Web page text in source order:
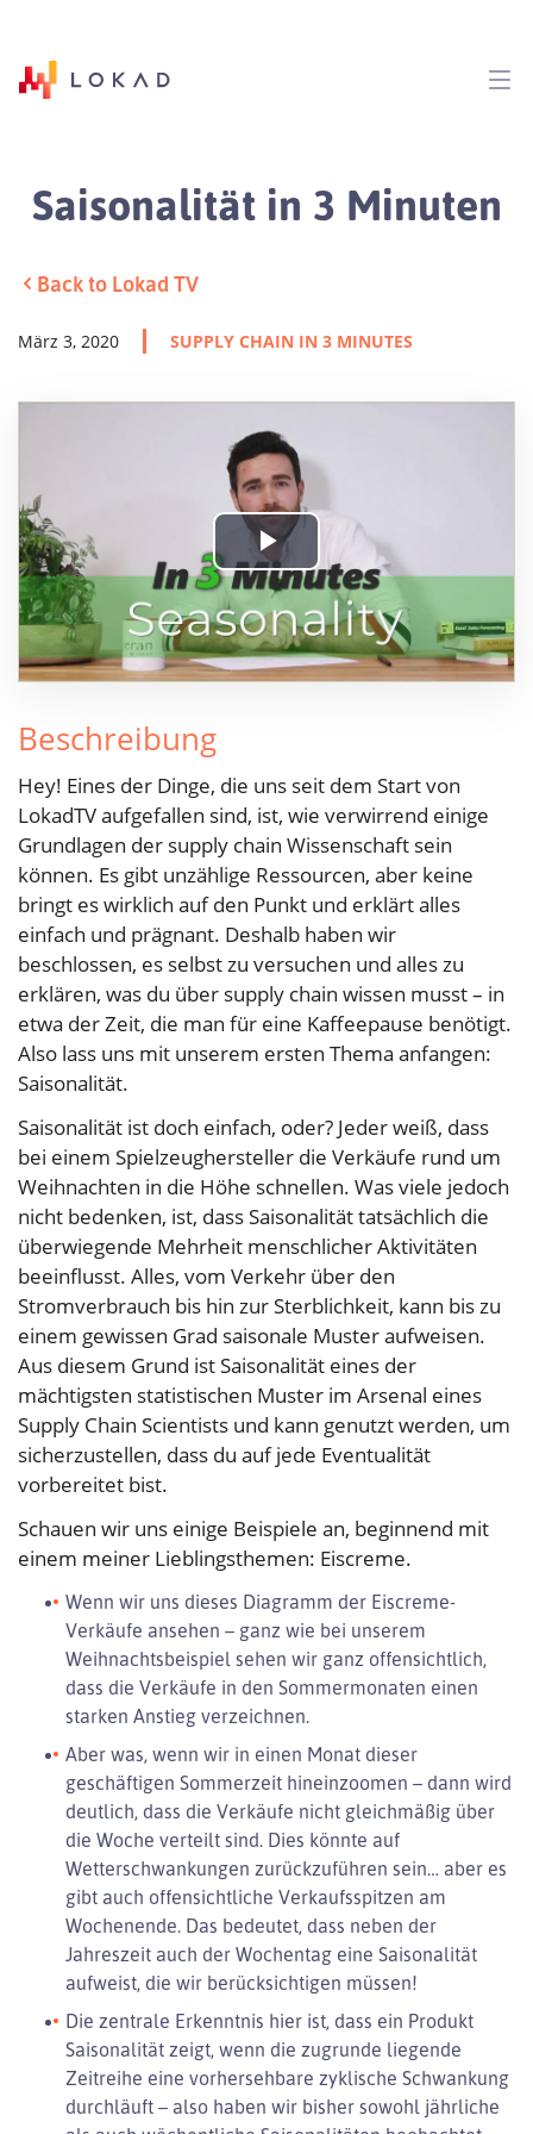
Saisonalität in 3 Minuten
Back to Lokad TV
März 3, 2020 SUPPLY CHAIN IN 3 MINUTES
Play
Video
Beschreibung
Hey! Eines der Dinge, die uns seit dem Start von
LokadTV aufgefallen sind, ist, wie verwirrend einige
Grundlagen der supply chain Wissenschaft sein
können. Es gibt unzählige Ressourcen, aber keine
bringt es wirklich auf den Punkt und erklärt alles
einfach und prägnant. Deshalb haben wir
beschlossen, es selbst zu versuchen und alles zu
erklären, was du über supply chain wissen musst – in
etwa der Zeit, die man für eine Kaffeepause benötigt.
Also lass uns mit unserem ersten Thema anfangen:
Saisonalität.
Saisonalität ist doch einfach, oder? Jeder weiß, dass
bei einem Spielzeughersteller die Verkäufe rund um
Weihnachten in die Höhe schnellen. Was viele jedoch
nicht bedenken, ist, dass Saisonalität tatsächlich die
überwiegende Mehrheit menschlicher Aktivitäten
beeinflusst. Alles, vom Verkehr über den
Stromverbrauch bis hin zur Sterblichkeit, kann bis zu
einem gewissen Grad saisonale Muster aufweisen.
Aus diesem Grund ist Saisonalität eines der
mächtigsten statistischen Muster im Arsenal eines
Supply Chain Scientists und kann genutzt werden, um
sicherzustellen, dass du auf jede Eventualität
vorbereitet bist.
Schauen wir uns einige Beispiele an, beginnend mit
einem meiner Lieblingsthemen: Eiscreme.
Wenn wir uns dieses Diagramm der Eiscreme-
Verkäufe ansehen – ganz wie bei unserem
Weihnachtsbeispiel sehen wir ganz offensichtlich,
dass die Verkäufe in den Sommermonaten einen
starken Anstieg verzeichnen.
Aber was, wenn wir in einen Monat dieser
geschäftigen Sommerzeit hineinzoomen – dann wird
deutlich, dass die Verkäufe nicht gleichmäßig über
die Woche verteilt sind. Dies könnte auf
Wetterschwankungen zurückzuführen sein… aber es
gibt auch offensichtliche Verkaufsspitzen am
Wochenende. Das bedeutet, dass neben der
Jahreszeit auch der Wochentag eine Saisonalität
aufweist, die wir berücksichtigen müssen!
Die zentrale Erkenntnis hier ist, dass ein Produkt
Saisonalität zeigt, wenn die zugrunde liegende
Zeitreihe eine vorhersehbare zyklische Schwankung
durchläuft – also haben wir bisher sowohl jährliche